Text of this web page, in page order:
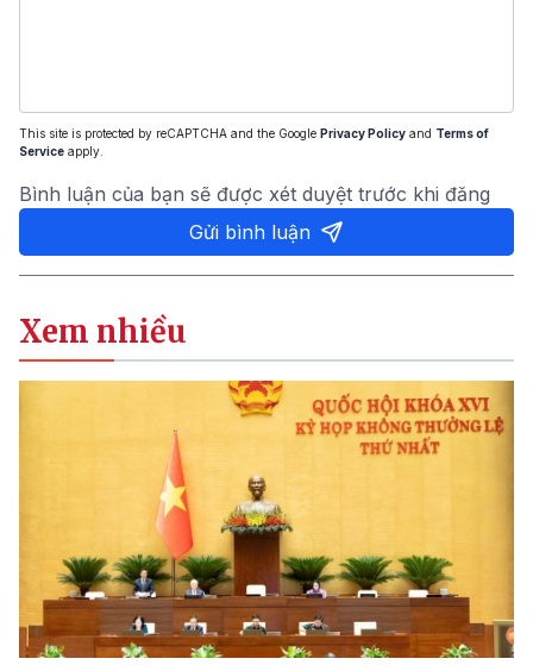
This site is protected by reCAPTCHA and the Google Privacy Policy and Terms of
Service apply.
Bình luận của bạn sẽ được xét duyệt trước khi đăng
Gửi bình luận
Xem nhiều